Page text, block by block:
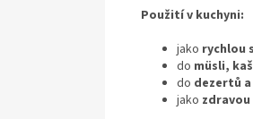
Použití v kuchyni:
jako rychlou
do müsli,
do dezertů
jako